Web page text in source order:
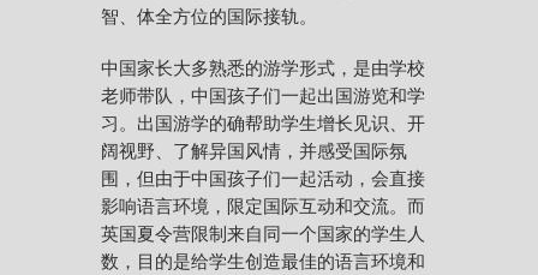
智、体全方位的国际接轨。
中国家长大多熟悉的游学形式，是由学校
老师带队，中国孩子们一起出国游览和学
习。出国游学的确帮助学生增长见识、开
阔视野、了解异国风情，并感受国际氛
围，但由于中国孩子们一起活动，会直接
影响语言环境，限定国际互动和交流。而
英国夏令营限制来自同一个国家的学生人
数，目的是给学生创造最佳的语言环境和